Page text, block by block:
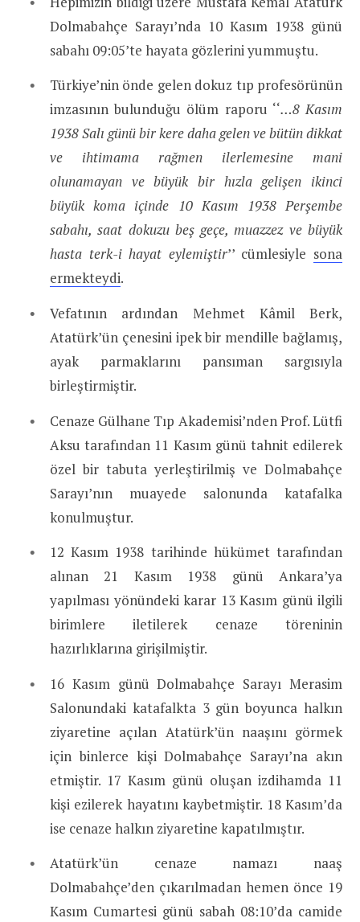
Dolmabahçe Sarayı’nda 10 Kasım 1938 günü
sabahı 09:05’te hayata gözlerini yummuştu.
Türkiye’nin önde gelen dokuz tıp profesörünün
imzasının bulunduğu ölüm raporu ‘‘…8 Kasım
1938 Salı günü bir kere daha gelen ve bütün dikkat
ve ihtimama rağmen ilerlemesine mani
olunamayan ve büyük bir hızla gelişen ikinci
büyük koma içinde 10 Kasım 1938 Perşembe
sabahı, saat dokuzu beş geçe, muazzez ve büyük
hasta terk-i hayat eylemiştir’’ cümlesiyle sona
ermekteydi.
Vefatının ardından Mehmet Kâmil Berk,
Atatürk’ün çenesini ipek bir mendille bağlamış,
ayak parmaklarını pansıman sargısıyla
birleştirmiştir.
Cenaze Gülhane Tıp Akademisi’nden Prof. Lütfi
Aksu tarafından 11 Kasım günü tahnit edilerek
özel bir tabuta yerleştirilmiş ve Dolmabahçe
Sarayı’nın muayede salonunda katafalka
konulmuştur.
12 Kasım 1938 tarihinde hükümet tarafından
alınan 21 Kasım 1938 günü Ankara’ya
yapılması yönündeki karar 13 Kasım günü ilgili
birimlere iletilerek cenaze töreninin
hazırlıklarına girişilmiştir.
16 Kasım günü Dolmabahçe Sarayı Merasim
Salonundaki katafalkta 3 gün boyunca halkın
ziyaretine açılan Atatürk’ün naaşını görmek
için binlerce kişi Dolmabahçe Sarayı’na akın
etmiştir. 17 Kasım günü oluşan izdihamda 11
kişi ezilerek hayatını kaybetmiştir. 18 Kasım’da
ise cenaze halkın ziyaretine kapatılmıştır.
Atatürk’ün cenaze namazı naaş
Dolmabahçe’den çıkarılmadan hemen önce 19
Kasım Cumartesi günü sabah 08:10’da camide